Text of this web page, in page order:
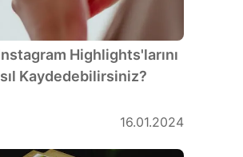
Highlights'larını
Kaydedebilirsiniz?
16.01.2024